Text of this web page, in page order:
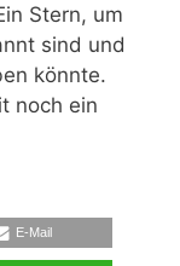
Stern, um
sind und
könnte.
noch ein
E-Mail